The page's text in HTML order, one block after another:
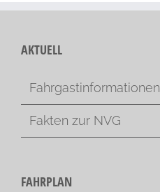
AKTUELL
Fahrgastinformationen
Fakten zur NVG
FAHRPLAN